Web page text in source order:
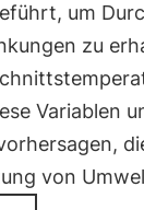
um
zu
Variablen
von